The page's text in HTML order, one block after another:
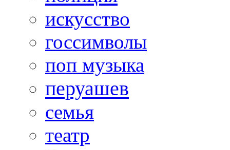
искусство
госсимволы
поп музыка
перуашев
семья
театр